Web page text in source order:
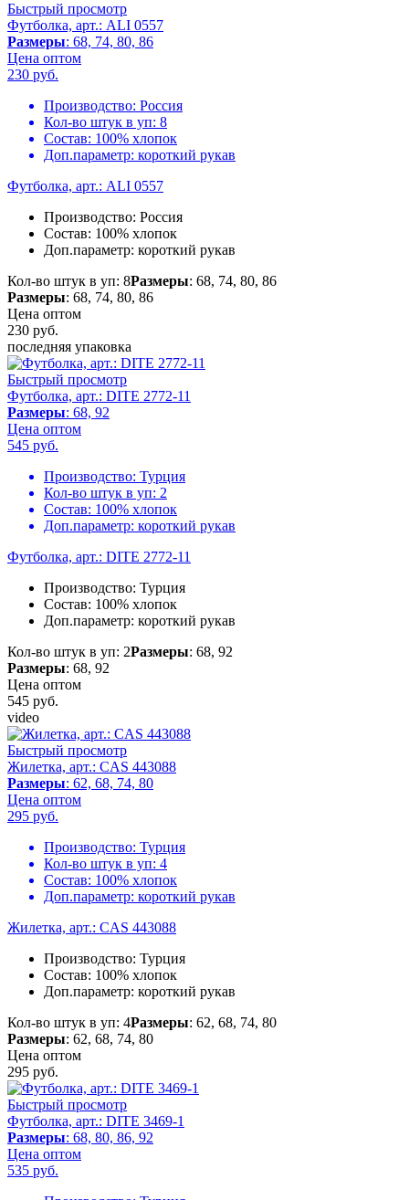
Быстрый просмотр
Футболка, арт.: ALI 0557
Размеры: 68, 74, 80, 86
Цена оптом
230 руб.
Производство: Россия
Кол-во штук в уп: 8
Состав: 100% хлопок
Доп.параметр: короткий рукав
Футболка, арт.: ALI 0557
Производство: Россия
Состав: 100% хлопок
Доп.параметр: короткий рукав
Кол-во штук в уп: 8Размеры: 68, 74, 80, 86
Размеры: 68, 74, 80, 86
Цена оптом
230 руб.
последняя упаковка
Быстрый просмотр
Футболка, арт.: DITE 2772-11
Размеры: 68, 92
Цена оптом
545 руб.
Производство: Турция
Кол-во штук в уп: 2
Состав: 100% хлопок
Доп.параметр: короткий рукав
Футболка, арт.: DITE 2772-11
Производство: Турция
Состав: 100% хлопок
Доп.параметр: короткий рукав
Кол-во штук в уп: 2Размеры: 68, 92
Размеры: 68, 92
Цена оптом
545 руб.
video
Быстрый просмотр
Жилетка, арт.: CAS 443088
Размеры: 62, 68, 74, 80
Цена оптом
295 руб.
Производство: Турция
Кол-во штук в уп: 4
Состав: 100% хлопок
Доп.параметр: короткий рукав
Жилетка, арт.: CAS 443088
Производство: Турция
Состав: 100% хлопок
Доп.параметр: короткий рукав
Кол-во штук в уп: 4Размеры: 62, 68, 74, 80
Размеры: 62, 68, 74, 80
Цена оптом
295 руб.
Быстрый просмотр
Футболка, арт.: DITE 3469-1
Размеры: 68, 80, 86, 92
Цена оптом
535 руб.